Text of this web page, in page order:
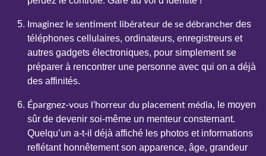
Imaginez le sentiment libérateur de se débrancherdes
téléphones cellulaires, ordinateurs, enregistreurs et
autres gadgets électroniques, pour simplement se
préparer à rencontrer une personne avec qui on a déjà
des affinités.
Épargnez-vous l’horreur du placement média, le moyen
sûr de devenir soi-même un menteur consternant.
Quelqu’un a-t-il déjà affiché les photos et informations
reflétant honnêtement son apparence, âge, grandeur